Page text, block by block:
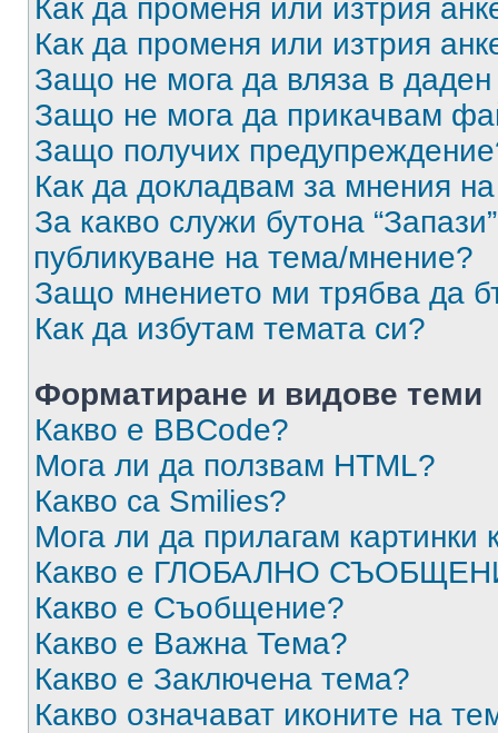
Как да променя или изтрия
Как да променя или изтрия
Защо не мога да вляза в
Защо не мога да прикачвам
Защо получих
Как да докладвам за мнения
За какво служи бутона
публикуване на тема/мнение?
Защо мнението ми трябва да
Как да избутам темата си?
Форматиране и видове теми
Какво е BBCode?
Мога ли да ползвам HTML?
Какво са Smilies?
Мога ли да прилагам
Какво е ГЛОБАЛНО
Какво е Съобщение?
Какво е Важна Тема?
Какво е Заключена тема?
Какво означават иконите на